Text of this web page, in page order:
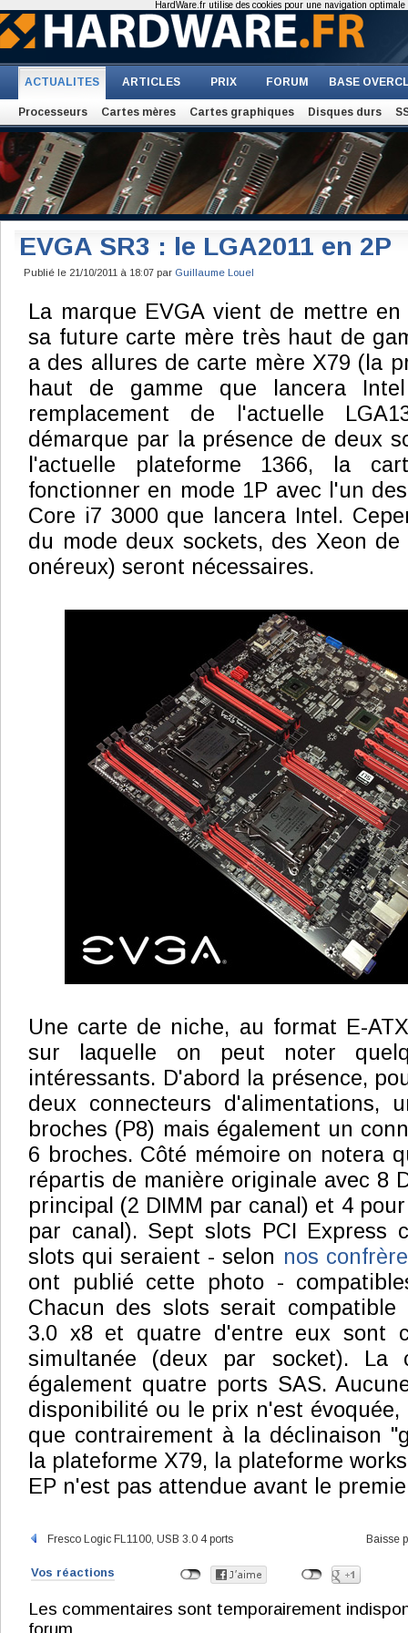
ACTUALITES ARTICLES PRIX FORUM BASE
Processeurs Cartes mères Cartes graphiques Disques durs
EVGA SR3 : le LGA2011 en 2P
Publié le 21/10/2011 à 18:07 par Guillaume Louel
La marque EVGA vient de mettre
sa future carte mère très haut de
a des allures de carte mère X79 (la
haut de gamme que lancera
remplacement de l'actuelle
démarque par la présence de deux
l'actuelle plateforme 1366, la
fonctionner en mode 1P avec l'un
Core i7 3000 que lancera Intel.
du mode deux sockets, des Xeon
onéreux) seront nécessaires.
Une carte de niche, au format E-
sur laquelle on peut noter
intéressants. D'abord la présence,
deux connecteurs d'alimentations,
broches (P8) mais également un
6 broches. Côté mémoire on notera
répartis de manière originale avec 8
principal (2 DIMM par canal) et 4
par canal). Sept slots PCI Express
slots qui seraient - selon nos
ont publié cette photo -
Chacun des slots serait compatible
3.0 x8 et quatre d'entre eux sont
simultanée (deux par socket). La
également quatre ports SAS.
disponibilité ou le prix n'est
que contrairement à la déclinaison
la plateforme X79, la plateforme
EP n'est pas attendue avant le
Fresco Logic FL1100, USB 3.0 4 ports Baisse
Vos réactions
Les commentaires sont temporairement
forum.
HardWare.fr utilise des cookies pour une navigation